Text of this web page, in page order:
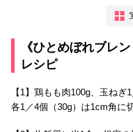
《ひとめぼれブレ
レシピ
【1】鶏もも肉100g、玉ね
各1／4個（30g）は1cm角に切